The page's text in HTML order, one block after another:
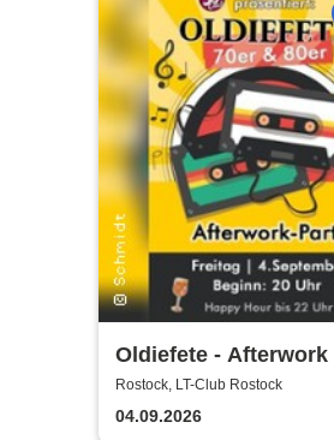
Oldiefete - Afterwork
Club Rostock
Rostock, LT-Club Rostock
04.09.2026